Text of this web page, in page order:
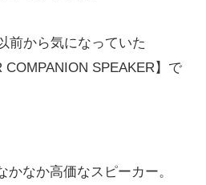
前から気になっていた
COMPANION SPEAKER】で
かなか高価なスピーカー。